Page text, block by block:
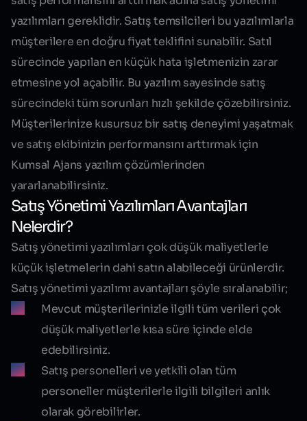
yazılımları gereklidir. Satış temsilcileri bu yazılımlarla
müşterilere en doğru fiyat teklifini sunabilir. Satıl
sürecinde yapılan en küçük hata işletmenizin zarar
etmesine yol açabilir. Bu yazılım sayesinde satış
sürecindeki tüm sorunları hızlı şekilde çözebilirsiniz.
Müşterilerinize kusursuz bir satış deneyimi yaşatmak
ve satış ekibinizin performansını arttırmak için
Kumsal Ajans yazılım çözümlerinden
yararlanabilirsiniz.
Satış Yönetimi Yazılımları Avantajları
Nelerdir?
Satış yönetimi yazılımları çok düşük maliyetlerle
küçük işletmelerin dahi satın alabileceği ürünlerdir.
Satış yönetimi yazılımı avantajları şöyle sıralanabilir;
Mevcut müşterilerinizle ilgili tüm verileri çok
düşük maliyetlerle kısa süre içinde elde
edebilirsiniz.
Satış personelleri ve yetkili olan tüm
personeller müşterilerle ilgili bilgileri anlık
olarak görebilirler.